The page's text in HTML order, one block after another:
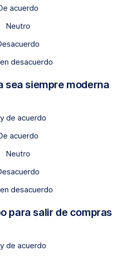
acuerdo
Neutro
desacuerdo
sea siempre moderna
de acuerdo
acuerdo
Neutro
desacuerdo
para salir de compras
de acuerdo